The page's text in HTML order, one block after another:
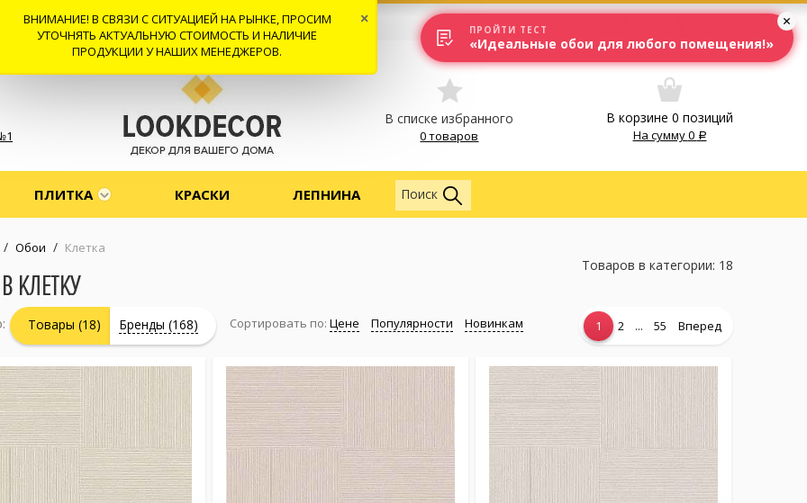
ДОСТАВКА СОТРУДНИЧЕСТВО КОНТАКТЫ ОТЗЫВЫ
В списке избранного
0 товаров
В корзине 0 позиций
На сумму0
ПЛИТКА КРАСКИ ЛЕПНИНА Обои
Поиск
/ Обои / Клетка
КЛЕТКУ
Товаров в категории: 18
Сортировать по: Цене Популярности Новинкам 1 2 ... 55 Вперед
Товары (18) Бренды (168)
ВНИМАНИЕ! В СВЯЗИ С СИТУАЦИЕЙ НА РЫНКЕ, ПРОСИМ
УТОЧНЯТЬ АКТУАЛЬНУЮ СТОИМОСТЬ И НАЛИЧИЕ
ПРОДУКЦИИ У НАШИХ МЕНЕДЖЕРОВ.
×
ПРОЙТИ ТЕСТ
«Идеальные обои для любого помещения!»